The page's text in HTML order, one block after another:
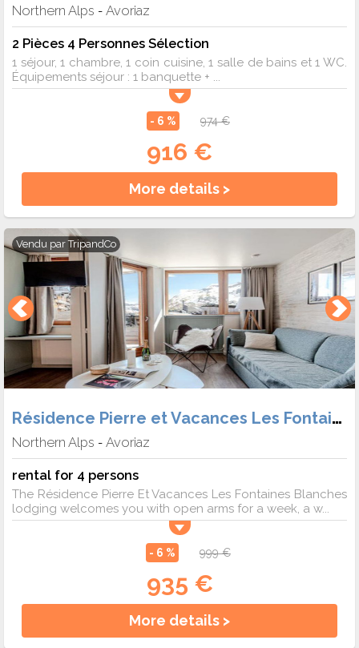
Northern Alps - Avoriaz
2 Pièces 4 Personnes Sélection
1 séjour, 1 chambre, 1 coin cuisine, 1 salle de bains et 1 WC.
Équipements séjour : 1 banquette + ...
- 6 % 974 €
916 €
More details >
Vendu parTripandCo
Résidence Pierre et Vacances Les Fontaines Blanches
Northern Alps - Avoriaz
rental for 4 persons
The Résidence Pierre Et Vacances Les Fontaines Blanches
lodging welcomes you with open arms for a week, a w...
- 6 % 999 €
935 €
More details >